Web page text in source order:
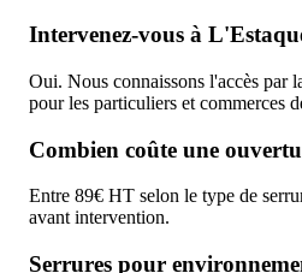
Intervenez-vous à
Oui. Nous connaissons l'accès par
pour les particuliers et commerces
Combien coûte une
Entre 89€ HT selon le type de
avant intervention.
Serrures pour